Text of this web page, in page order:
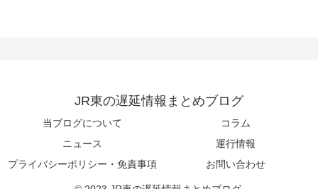
JR東の遅延情報まとめブログ
当ブログについて
コラム
ニュース
運行情報
プライバシーポリシー・免責事項
お問い合わせ